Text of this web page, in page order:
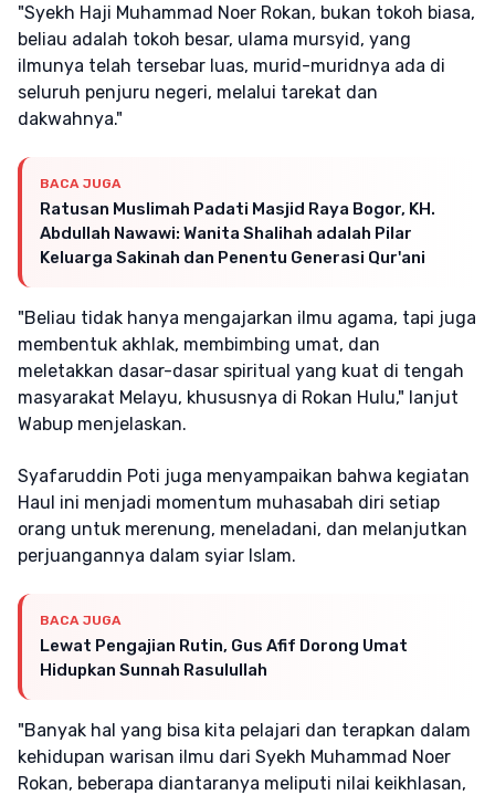
"Syekh Haji Muhammad Noer Rokan, bukan tokoh biasa,
beliau adalah tokoh besar, ulama mursyid, yang
ilmunya telah tersebar luas, murid-muridnya ada di
seluruh penjuru negeri, melalui tarekat dan
dakwahnya."
BACA JUGA
Ratusan Muslimah Padati Masjid Raya Bogor, KH.
Abdullah Nawawi: Wanita Shalihah adalah Pilar
Keluarga Sakinah dan Penentu Generasi Qur'ani
"Beliau tidak hanya mengajarkan ilmu agama, tapi juga
membentuk akhlak, membimbing umat, dan
meletakkan dasar-dasar spiritual yang kuat di tengah
masyarakat Melayu, khususnya di Rokan Hulu," lanjut
Wabup menjelaskan.
Syafaruddin Poti juga menyampaikan bahwa kegiatan
Haul ini menjadi momentum muhasabah diri setiap
orang untuk merenung, meneladani, dan melanjutkan
perjuangannya dalam syiar Islam.
BACA JUGA
Lewat Pengajian Rutin, Gus Afif Dorong Umat
Hidupkan Sunnah Rasulullah
"Banyak hal yang bisa kita pelajari dan terapkan dalam
kehidupan warisan ilmu dari Syekh Muhammad Noer
Rokan, beberapa diantaranya meliputi nilai keikhlasan,